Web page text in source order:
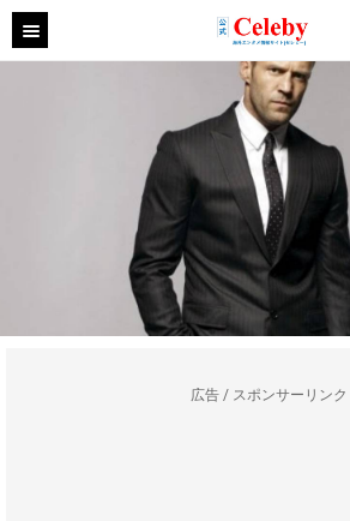
広告 / スポンサーリンク